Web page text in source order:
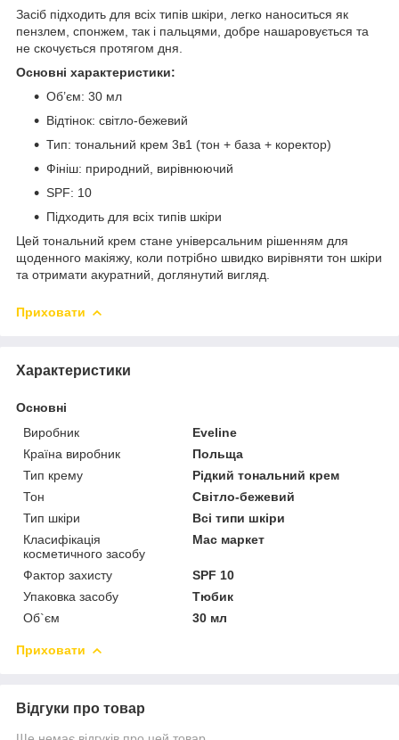
Засіб підходить для всіх типів шкіри, легко наноситься як
пензлем, спонжем, так і пальцями, добре нашаровується та
не скочується протягом дня.
Основні характеристики:
Об’єм: 30 мл
Відтінок: світло-бежевий
Тип: тональний крем 3в1 (тон + база + коректор)
Фініш: природний, вирівнюючий
SPF: 10
Підходить для всіх типів шкіри
Цей тональний крем стане універсальним рішенням для
щоденного макіяжу, коли потрібно швидко вирівняти тон шкіри
та отримати акуратний, доглянутий вигляд.
Приховати
Характеристики
Основні
Виробник
Eveline
Країна виробник
Польща
Тип крему
Рідкий тональний крем
Тон
Світло-бежевий
Тип шкіри
Всі типи шкіри
Класифікація
косметичного засобу
Мас маркет
Фактор захисту
SPF 10
Упаковка засобу
Тюбик
Об`єм
30 мл
Приховати
Відгуки про товар